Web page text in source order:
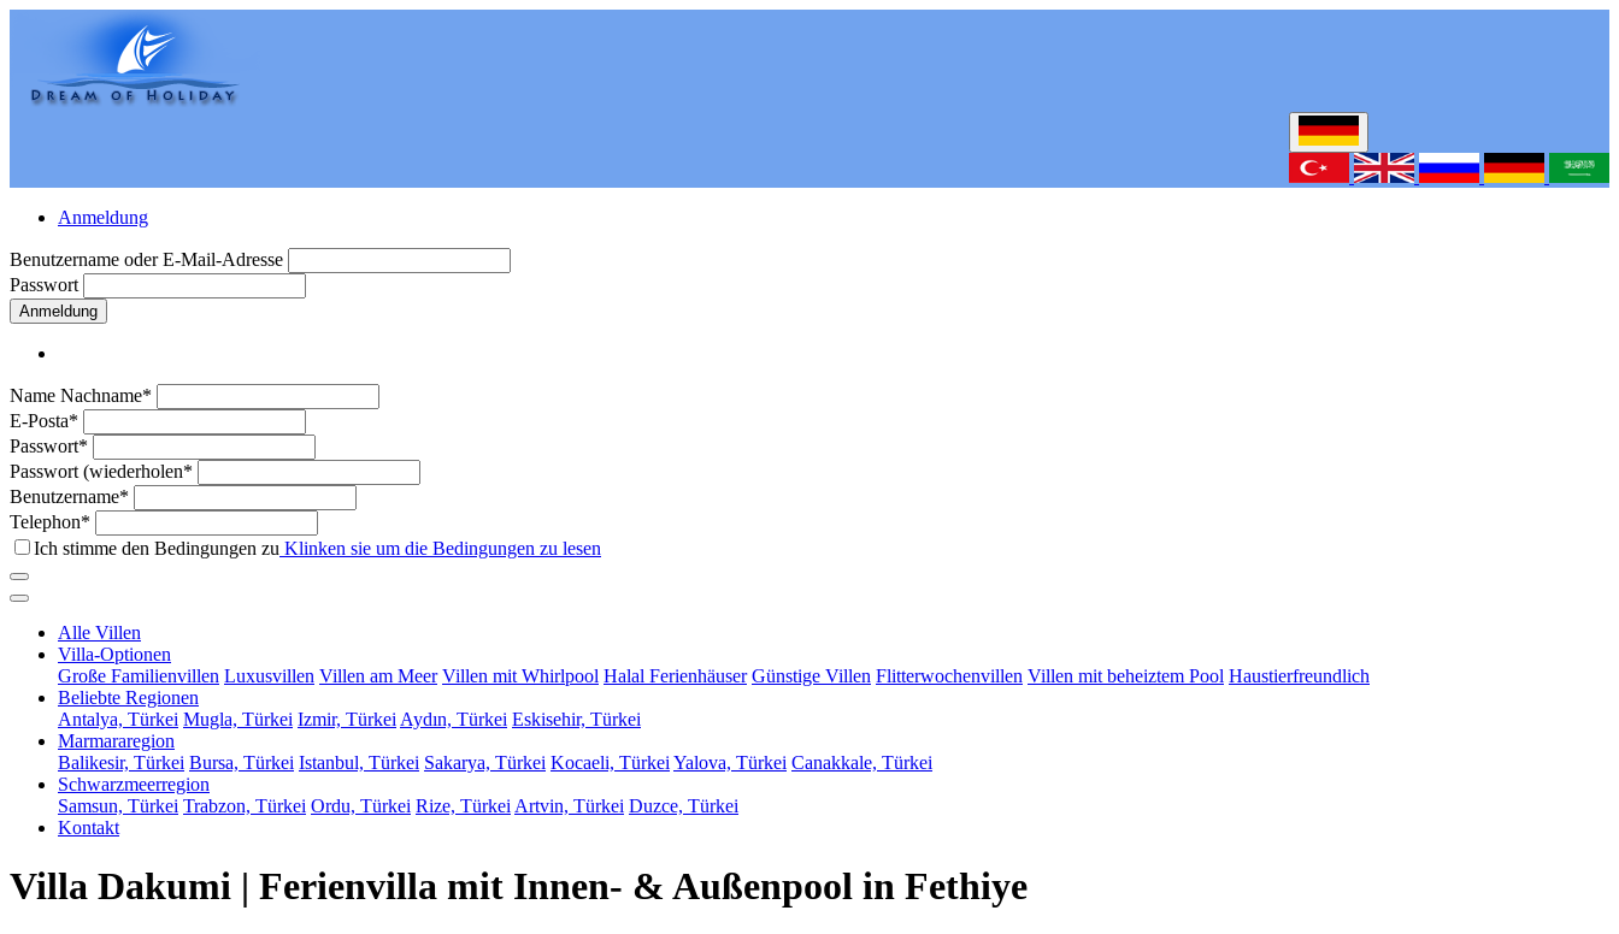
Anmeldung
Benutzername oder E-Mail-Adresse
Passwort
Anmeldung
Name Nachname*
E-Posta*
Passwort*
Passwort (wiederholen*
Benutzername*
Telephon*
Ich stimme den Bedingungen zu Klinken sie um die Bedingungen zu lesen
Alle Villen
Villa-Optionen
Große Familienvillen Luxusvillen Villen am Meer Villen mit Whirlpool Halal Ferienhäuser Günstige Villen Flitterwochenvillen Villen mit beheiztem Pool Haustierfreundlich
Beliebte Regionen
Antalya, Türkei Mugla, Türkei Izmir, Türkei Aydın, Türkei Eskisehir, Türkei
Marmararegion
Balikesir, Türkei Bursa, Türkei Istanbul, Türkei Sakarya, Türkei Kocaeli, Türkei Yalova, Türkei Canakkale, Türkei
Schwarzmeerregion
Samsun, Türkei Trabzon, Türkei Ordu, Türkei Rize, Türkei Artvin, Türkei Duzce, Türkei
Kontakt
Villa Dakumi | Ferienvilla mit Innen- & Außenpool in Fethiye